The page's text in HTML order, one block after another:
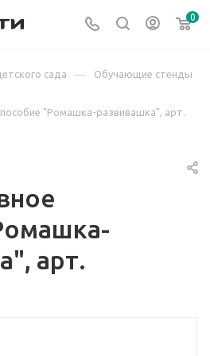
0
сада — Обучающие стенды
"Ромашка-развивашка", арт.
арт.